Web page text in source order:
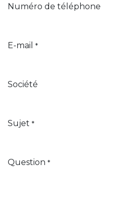
Numéro de téléphone
E-mail *
Société
Sujet *
Question *